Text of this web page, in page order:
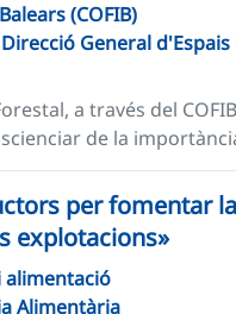
(COFIB)
Direcció General
a través del
de la
per fomentar
explotacions»
Alimentària